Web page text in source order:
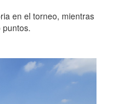
en el torneo, mientras
puntos.